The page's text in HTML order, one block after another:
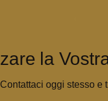
la
oggi stesso e